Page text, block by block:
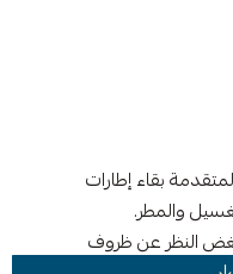
بقاء إطارات
والمطر.
النظر عن ظروف